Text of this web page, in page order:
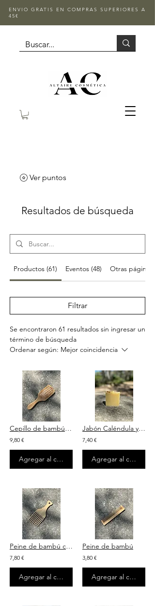
ENVIO GRATIS EN COMPRAS SUPERIORES A
45€
Ver puntos
Resultados de búsqueda
Productos (61) Eventos (48) Otras páginas
Filtrar
Se encontraron 61 resultados sin ingresar un
término de búsqueda
Ordenar según: Mejor coincidencia
Cepillo de bambú antiencrespamiento
9,80 €
Agregar al carrito
Jabón Caléndula y Miel
7,40 €
Agregar al carrito
Peine de bambú cabello rizado
7,80 €
Agregar al carrito
Peine de bambú
3,80 €
Agregar al carrito